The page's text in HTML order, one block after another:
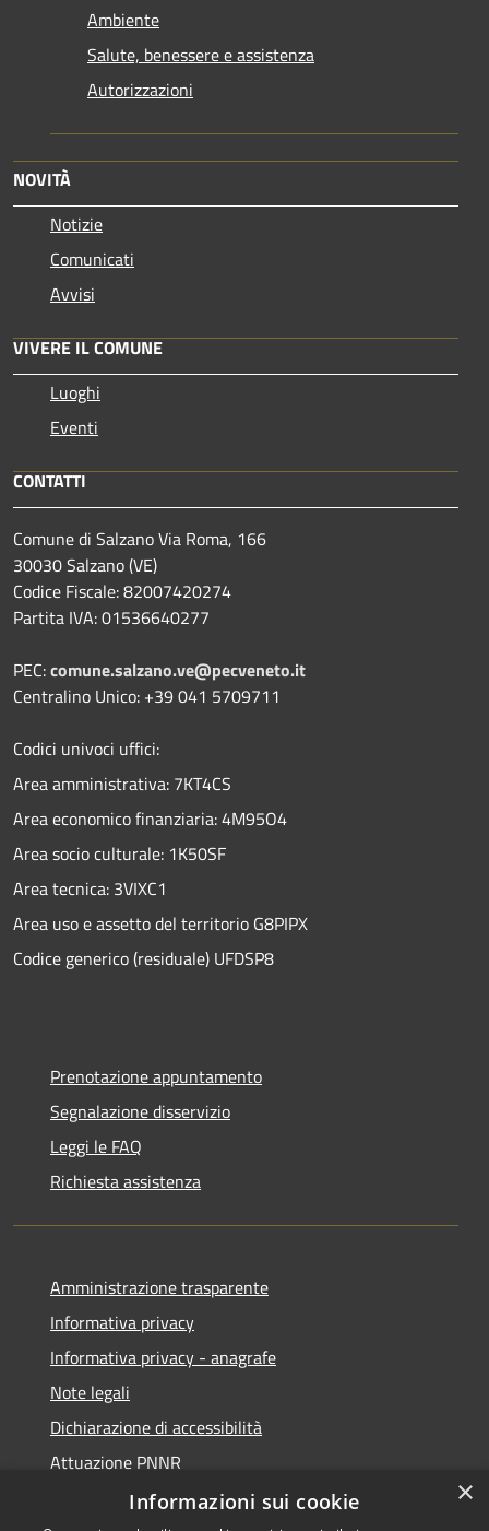
Ambiente
Salute, benessere e assistenza
Autorizzazioni
NOVITÀ
Notizie
Comunicati
Avvisi
VIVERE IL COMUNE
Luoghi
Eventi
CONTATTI
Comune di Salzano Via Roma, 166
30030 Salzano (VE)
Codice Fiscale: 82007420274
Partita IVA: 01536640277
PEC:comune.salzano.ve@pecveneto.it
Centralino Unico: +39 041 5709711
Codici univoci uffici:
Area amministrativa: 7KT4CS
Area economico finanziaria: 4M95O4
Area socio culturale: 1K50SF
Area tecnica: 3VIXC1
Area uso e assetto del territorio G8PIPX
Codice generico (residuale) UFDSP8
Prenotazione appuntamento
Segnalazione disservizio
Leggi le FAQ
Richiesta assistenza
Amministrazione trasparente
Informativa privacy
Informativa privacy - anagrafe
Note legali
Dichiarazione di accessibilità
Attuazione PNNR
Whistleblowing
×
Informazioni sui cookie